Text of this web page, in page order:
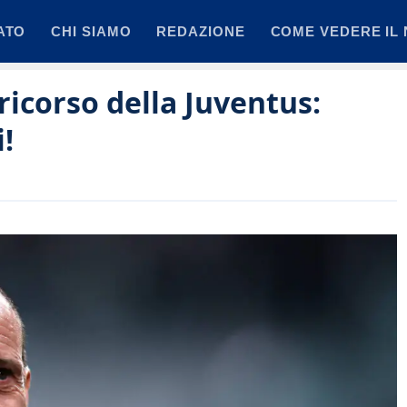
CHI SIAMO REDAZIONE COME VEDERE IL
ricorso della Juventus: